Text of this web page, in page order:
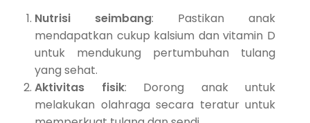
Nutrisi seimbang: Pastikan anak
mendapatkan cukup kalsium dan vitamin D
untuk mendukung pertumbuhan tulang
yang sehat.
Aktivitas fisik: Dorong anak untuk
melakukan olahraga secara teratur untuk